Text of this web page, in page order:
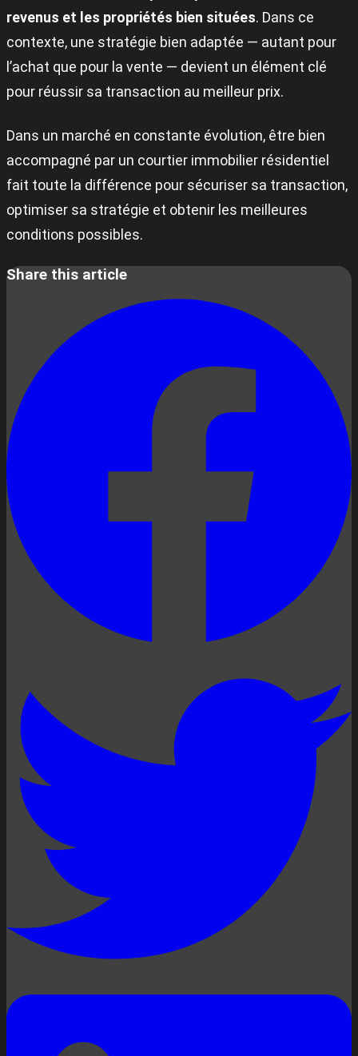
revenus et les propriétés bien situées. Dans ce
contexte, une stratégie bien adaptée — autant pour
l’achat que pour la vente — devient un élément clé
pour réussir sa transaction au meilleur prix.
Dans un marché en constante évolution, être bien
accompagné par un courtier immobilier résidentiel
fait toute la différence pour sécuriser sa transaction,
optimiser sa stratégie et obtenir les meilleures
conditions possibles.
Share this article